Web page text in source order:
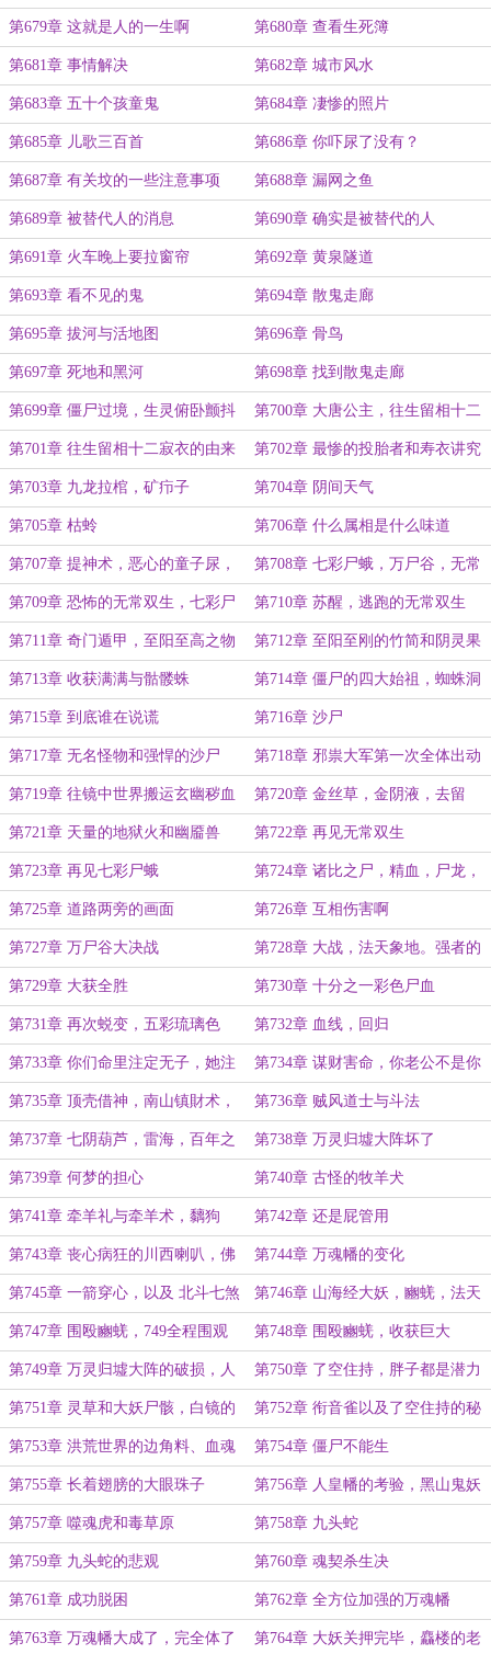
法
第679章 这就是人的一生啊 第680章 查看生死簿
第681章 事情解决 第682章 城市风水
第683章 五十个孩童鬼 第684章 凄惨的照片
第685章 儿歌三百首 第686章 你吓尿了没有？
第687章 有关坟的一些注意事项 第688章 漏网之鱼
第689章 被替代人的消息 第690章 确实是被替代的人
第691章 火车晚上要拉窗帘 第692章 黄泉隧道
第693章 看不见的鬼 第694章 散鬼走廊
第695章 拔河与活地图 第696章 骨鸟
第697章 死地和黑河 第698章 找到散鬼走廊
第699章 僵尸过境，生灵俯卧颤抖 第700章 大唐公主，往生留相十二
寂衣
第701章 往生留相十二寂衣的由来 第702章 最惨的投胎者和寿衣讲究
第703章 九龙拉棺，矿疖子 第704章 阴间天气
第705章 枯蛉 第706章 什么属相是什么味道
第707章 提神术，恶心的童子尿，
康龙委屈的要哭了
第708章 七彩尸蛾，万尸谷，无常
双生
第709章 恐怖的无常双生，七彩尸
蛾出现
第710章 苏醒，逃跑的无常双生
第711章 奇门遁甲，至阳至高之物 第712章 至阳至刚的竹简和阴灵果
第713章 收获满满与骷髅蛛 第714章 僵尸的四大始祖，蜘蛛洞
第715章 到底谁在说谎 第716章 沙尸
第717章 无名怪物和强悍的沙尸 第718章 邪祟大军第一次全体出动
第719章 往镜中世界搬运玄幽秽血
和阴灵树
第720章 金丝草，金阴液，去留
草，雪原，沉睡的怪物
第721章 天量的地狱火和幽靥兽 第722章 再见无常双生
第723章 再见七彩尸蛾 第724章 诸比之尸，精血，尸龙，
魔尸猿
第725章 道路两旁的画面 第726章 互相伤害啊
第727章 万尸谷大决战 第728章 大战，法天象地。强者的
标志
第729章 大获全胜 第730章 十分之一彩色尸血
第731章 再次蜕变，五彩琉璃色 第732章 血线，回归
第733章 你们命里注定无子，她注
定命里有兄弟姐妹
第734章 谋财害命，你老公不是你
老公
第735章 顶壳借神，南山镇財术，
五鬼搬财术，希祠鬼，
第736章 贼风道士与斗法
第737章 七阴葫芦，雷海，百年之
约
第738章 万灵归墟大阵坏了
第739章 何梦的担心 第740章 古怪的牧羊犬
第741章 牵羊礼与牵羊术，黐狗 第742章 还是屁管用
第743章 丧心病狂的川西喇叭，佛
陀金身罗汉里都藏着剥了皮的狗
第744章 万魂幡的变化
第745章 一箭穿心，以及 北斗七煞
阵
第746章 山海经大妖，豳蜣，法天
象地
第747章 围殴豳蜣，749全程围观 第748章 围殴豳蜣，收获巨大
第749章 万灵归墟大阵的破损，人
皇幡。
第750章 了空住持，胖子都是潜力
股
第751章 灵草和大妖尸骸，白镜的
突破
第752章 衔音雀以及了空住持的秘
密
第753章 洪荒世界的边角料、血魂
藤，衔音雀
第754章 僵尸不能生
第755章 长着翅膀的大眼珠子 第756章 人皇幡的考验，黑山鬼妖
第757章 噬魂虎和毒草原 第758章 九头蛇
第759章 九头蛇的悲观 第760章 魂契杀生决
第761章 成功脱困 第762章 全方位加强的万魂幡
第763章 万魂幡大成了，完全体了 第764章 大妖关押完毕，麤楼的老